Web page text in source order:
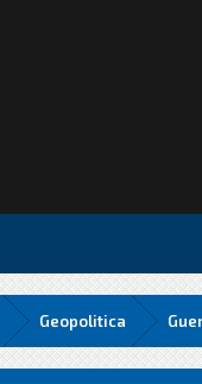
Geopolitica